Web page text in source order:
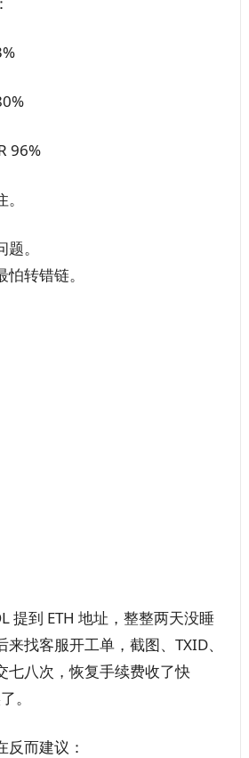
96%
。
转错链。
提到 ETH 地址，整整两天没睡
找客服开工单，截图、TXID、
七八次，恢复手续费收了快
。
反而建议：